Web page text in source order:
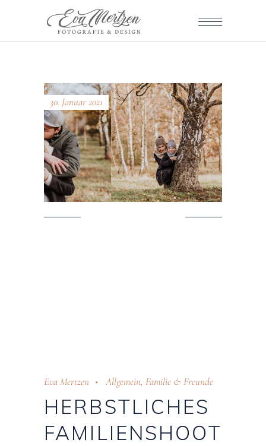
30. Januar 2021
Eva Mertzen Allgemein, Familie & Freunde
HERBSTLICHES
FAMILIENSHOOT